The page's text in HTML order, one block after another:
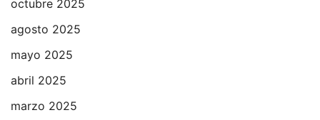
octubre 2025
agosto 2025
mayo 2025
abril 2025
marzo 2025